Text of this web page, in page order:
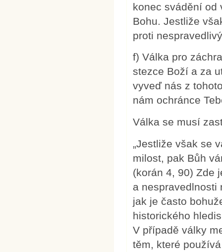
konec svádění od
Bohu. Jestliže
proti
f) Válka pro
stezce Boží a za
vyveď nás z
nám ochránce
Válka se musí
„Jestliže však se
milost, pak Bůh
(korán 4, 90) Zde
a nespravedlnosti
jak je často
historického
V případě války
těm, které